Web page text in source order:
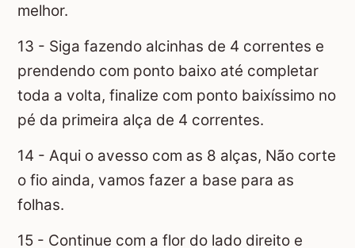
melhor.
13 - Siga fazendo alcinhas de 4 correntes e
prendendo com ponto baixo até completar
toda a volta, finalize com ponto baixíssimo no
pé da primeira alça de 4 correntes.
14 - Aqui o avesso com as 8 alças, Não corte
o fio ainda, vamos fazer a base para as
folhas.
15 - Continue com a flor do lado direito e